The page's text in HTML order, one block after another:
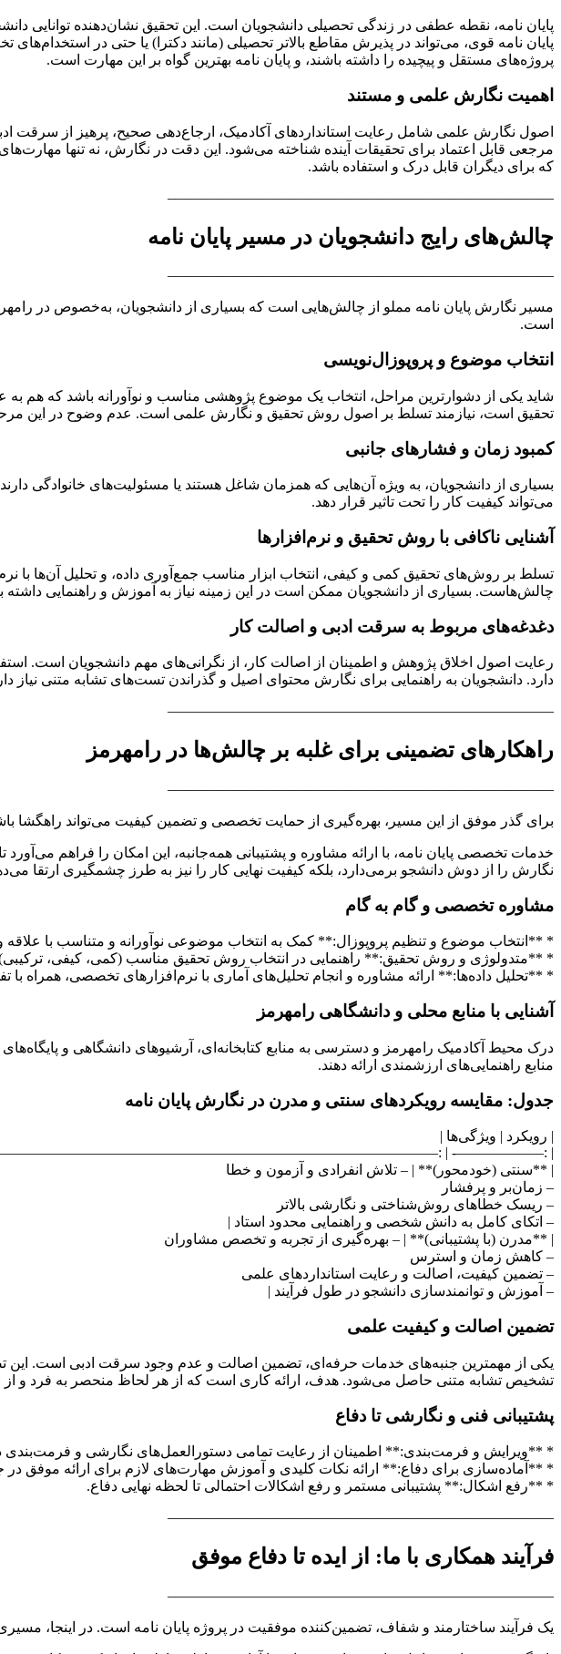
پایان نامه، نقطه عطفی در زندگی تحصیلی دانشجویان است. این تحقیق نشان‌دهنده توانایی
پایان نامه قوی، می‌تواند در پذیرش مقاطع بالاتر تحصیلی (مانند دکترا) یا حتی در
پروژه‌های مستقل و پیچیده را داشته باشند، و پایان نامه بهترین گواه بر این مهارت است.
اهمیت نگارش علمی و مستند
اصول نگارش علمی شامل رعایت استانداردهای آکادمیک، ارجاع‌دهی صحیح، پرهیز از سرقت
مرجعی قابل اعتماد برای تحقیقات آینده شناخته می‌شود. این دقت در نگارش، نه تنها
که برای دیگران قابل درک و استفاده باشد.
——————————————————————————–
چالش‌های رایج دانشجویان در مسیر پایان نامه
——————————————————————————–
مسیر نگارش پایان نامه مملو از چالش‌هایی است که بسیاری از دانشجویان، به‌خصوص در
است.
انتخاب موضوع و پروپوزال‌نویسی
شاید یکی از دشوارترین مراحل، انتخاب یک موضوع پژوهشی مناسب و نوآورانه باشد که هم به
تحقیق است، نیازمند تسلط بر اصول روش تحقیق و نگارش علمی است. عدم وضوح در این
کمبود زمان و فشارهای جانبی
بسیاری از دانشجویان، به ویژه آن‌هایی که همزمان شاغل هستند یا مسئولیت‌های خانوادگی
می‌تواند کیفیت کار را تحت تاثیر قرار دهد.
آشنایی ناکافی با روش تحقیق و نرم‌افزارها
چالش‌هاست. بسیاری از دانشجویان ممکن است در این زمینه نیاز به آموزش و راهنمایی داشته
دغدغه‌های مربوط به سرقت ادبی و اصالت کار
رعایت اصول اخلاق پژوهش و اطمینان از اصالت کار، از نگرانی‌های مهم دانشجویان است.
دارد. دانشجویان به راهنمایی برای نگارش محتوای اصیل و گذراندن تست‌های تشابه متنی نیاز
——————————————————————————–
راهکارهای تضمینی برای غلبه بر چالش‌ها در رامهرمز
——————————————————————————–
برای گذر موفق از این مسیر، بهره‌گیری از حمایت تخصصی و تضمین کیفیت می‌تواند راهگشا
خدمات تخصصی پایان نامه، با ارائه مشاوره و پشتیبانی همه‌جانبه، این امکان را فراهم
نگارش را از دوش دانشجو برمی‌دارد، بلکه کیفیت نهایی کار را نیز به طرز چشمگیری ارتقا
مشاوره تخصصی و گام به گام
* **انتخاب موضوع و تنظیم پروپوزال:** کمک به انتخاب موضوعی نوآورانه و متناسب با
* **متدولوژی و روش تحقیق:** راهنمایی در انتخاب روش تحقیق مناسب (کمی، کیفی،
* **تحلیل داده‌ها:** ارائه مشاوره و انجام تحلیل‌های آماری با نرم‌افزارهای تخصصی، همراه با
آشنایی با منابع محلی و دانشگاهی رامهرمز
درک محیط آکادمیک رامهرمز و دسترسی به منابع کتابخانه‌ای، آرشیوهای دانشگاهی و
منابع راهنمایی‌های ارزشمندی ارائه دهند.
جدول: مقایسه رویکردهای سنتی و مدرن در نگارش پایان نامه
| رویکرد | ویژگی‌ها |
| :——————————————————————————————————- |
| **سنتی (خودمحور)** | – تلاش انفرادی و آزمون و خطا
– زمان‌بر و پرفشار
– ریسک خطاهای روش‌شناختی و نگارشی بالاتر
– اتکای کامل به دانش شخصی و راهنمایی محدود استاد |
| **مدرن (با پشتیبانی)** | – بهره‌گیری از تجربه و تخصص مشاوران
– کاهش زمان و استرس
– تضمین کیفیت، اصالت و رعایت استانداردهای علمی
– آموزش و توانمندسازی دانشجو در طول فرآیند |
تضمین اصالت و کیفیت علمی
یکی از مهمترین جنبه‌های خدمات حرفه‌ای، تضمین اصالت و عدم وجود سرقت ادبی است. این
تشخیص تشابه متنی حاصل می‌شود. هدف، ارائه کاری است که از هر لحاظ منحصر به فرد و
پشتیبانی فنی و نگارشی تا دفاع
* **ویرایش و فرمت‌بندی:** اطمینان از رعایت تمامی دستورالعمل‌های نگارشی و فرمت‌بندی
* **آماده‌سازی برای دفاع:** ارائه نکات کلیدی و آموزش مهارت‌های لازم برای ارائه موفق در
* **رفع اشکال:** پشتیبانی مستمر و رفع اشکالات احتمالی تا لحظه نهایی دفاع.
——————————————————————————–
فرآیند همکاری با ما: از ایده تا دفاع موفق
——————————————————————————–
یک فرآیند ساختارمند و شفاف، تضمین‌کننده موفقیت در پروژه پایان نامه است. در اینجا،